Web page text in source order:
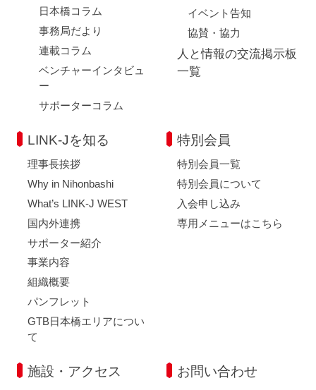
日本橋コラム
事務局だより
連載コラム
ベンチャーインタビュ
ー
サポーターコラム
イベント告知
協賛・協力
人と情報の交流掲示板
一覧
LINK-Jを知る
理事長挨拶
Why in Nihonbashi
What’s LINK-J WEST
国内外連携
サポーター紹介
事業内容
組織概要
パンフレット
GTB日本橋エリアについ
て
特別会員
特別会員一覧
特別会員について
入会申し込み
専用メニューはこちら
施設・アクセス お問い合わせ